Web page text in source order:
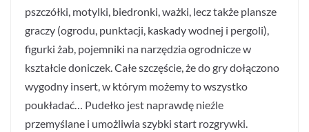
pszczółki, motylki, biedronki, ważki, lecz także plansze
graczy (ogrodu, punktacji, kaskady wodnej i pergoli),
figurki żab, pojemniki na narzędzia ogrodnicze w
kształcie doniczek. Całe szczęście, że do gry dołączono
wygodny insert, w którym możemy to wszystko
poukładać… Pudełko jest naprawdę nieźle
przemyślane i umożliwia szybki start rozgrywki.